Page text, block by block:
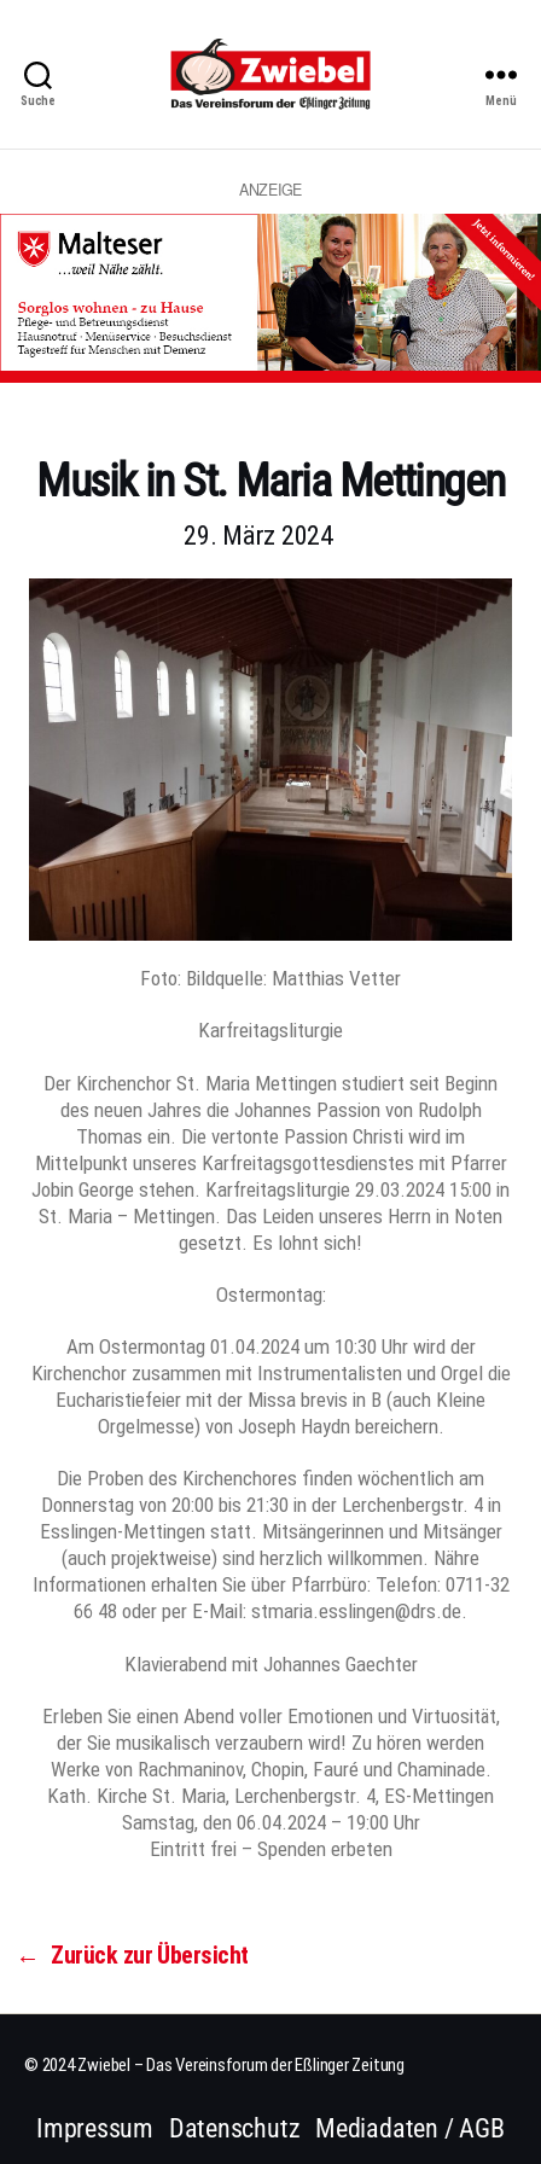
Suche
Vereinsforum
Eßlinger
Zeitung
Menü
ANZEIGE
Kategorien
Musik in St. Maria Mettingen
29. März 2024
Foto: Bildquelle: Matthias Vetter
Karfreitagsliturgie
Der Kirchenchor St. Maria Mettingen studiert seit Beginn
des neuen Jahres die Johannes Passion von Rudolph
Thomas ein. Die vertonte Passion Christi wird im
Mittelpunkt unseres Karfreitagsgottesdienstes mit Pfarrer
Jobin George stehen. Karfreitagsliturgie 29.03.2024 15:00 in
St. Maria – Mettingen. Das Leiden unseres Herrn in Noten
gesetzt. Es lohnt sich!
Ostermontag:
Am Ostermontag 01.04.2024 um 10:30 Uhr wird der
Kirchenchor zusammen mit Instrumentalisten und Orgel die
Eucharistiefeier mit der Missa brevis in B (auch Kleine
Orgelmesse) von Joseph Haydn bereichern.
Die Proben des Kirchenchores finden wöchentlich am
Donnerstag von 20:00 bis 21:30 in der Lerchenbergstr. 4 in
Esslingen-Mettingen statt. Mitsängerinnen und Mitsänger
(auch projektweise) sind herzlich willkommen. Nähre
Informationen erhalten Sie über Pfarrbüro: Telefon: 0711-32
66 48 oder per E-Mail: stmaria.esslingen@drs.de.
Klavierabend mit Johannes Gaechter
Erleben Sie einen Abend voller Emotionen und Virtuosität,
der Sie musikalisch verzaubern wird! Zu hören werden
Werke von Rachmaninov, Chopin, Fauré und Chaminade.
Kath. Kirche St. Maria, Lerchenbergstr. 4, ES-Mettingen
Samstag, den 06.04.2024 – 19:00 Uhr
Eintritt frei – Spenden erbeten
← Zurück zur Übersicht
© 2024 Zwiebel – Das Vereinsforum der Eßlinger Zeitung
Impressum Datenschutz Mediadaten / AGB